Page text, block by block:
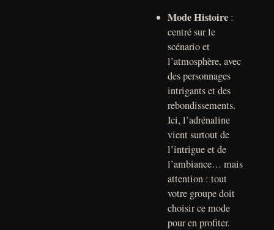
Mode Histoire:
centré sur le
scénario et
l’atmosphère, avec
des personnages
intrigants et des
rebondissements.
Ici, l’adrénaline
vient surtout de
l’intrigue et de
l’ambiance… mais
attention : tout
votre groupe doit
choisir ce mode
pour en profiter.